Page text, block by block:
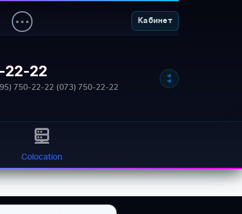
Кабинет
22-22
750-22-22·(073) 750-22-22
Colocation
NETWORK_STATUS: ONLINE